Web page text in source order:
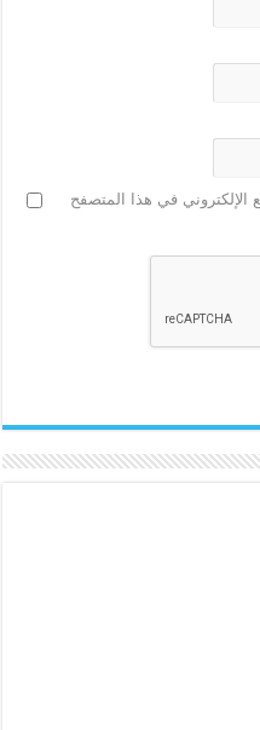
الإلكتروني في هذا المتصفح